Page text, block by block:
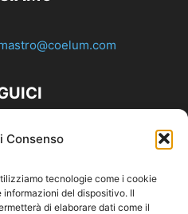
Consenso
tecnologie come i cookie
del dispositivo. Il
di elaborare dati come il